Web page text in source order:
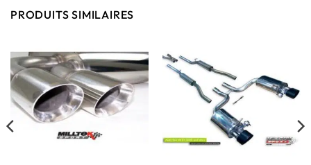
PRODUITS SIMILAIRES